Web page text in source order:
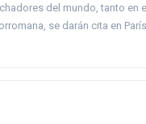
del mundo, tanto en
se darán cita en